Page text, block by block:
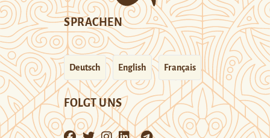
SPRACHEN
Deutsch English Français
FOLGT UNS